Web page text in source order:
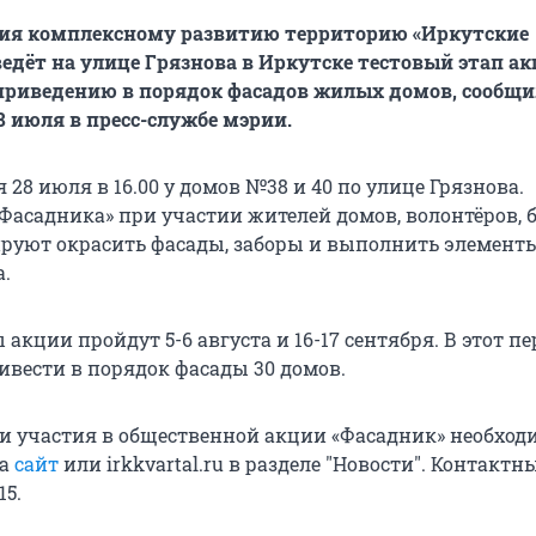
комплексному развитию территорию «Иркутские
на улице Грязнова в Иркутске тестовый этап
в порядок фасадов жилых домов,
июля в пресс-службе мэрии.
28 июля в 16.00 у домов №38 и 40 по улице Грязнова.
при участии жителей домов, волонтёров,
окрасить фасады, заборы и выполнить
пройдут 5-6 августа и 16-17 сентября. В этот
в порядок фасады 30 домов.
участия в общественной акции «Фасадник»
сайтили irkkvartal.ru в разделе "Новости".